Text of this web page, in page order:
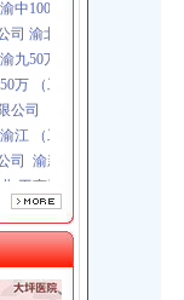
九50万 （工商注册）
万 （工商注册）
公司
江 （工商注册）
司 渝新 （工商注册）
工商注册
渝北50万 （工商注册）
中100万 （进出口权）
渝北100万 （进出口权）
九50万 （工商注册）